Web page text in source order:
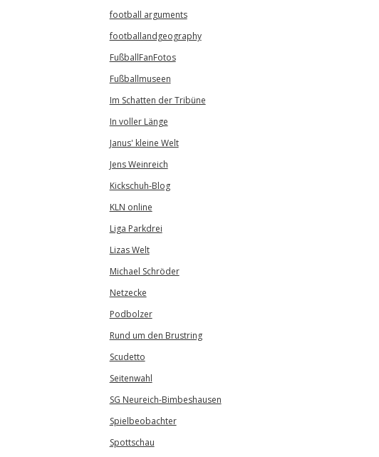
football arguments
footballandgeography
FußballFanFotos
Fußballmuseen
Im Schatten der Tribüne
In voller Länge
Janus' kleine Welt
Jens Weinreich
Kickschuh-Blog
KLN online
Liga Parkdrei
Lizas Welt
Michael Schröder
Netzecke
Podbolzer
Rund um den Brustring
Scudetto
Seitenwahl
SG Neureich-Bimbeshausen
Spielbeobachter
Spottschau